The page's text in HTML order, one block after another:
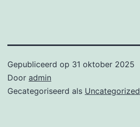
Gepubliceerd op 31 oktober 2025
Door admin
Gecategoriseerd als Uncategorized